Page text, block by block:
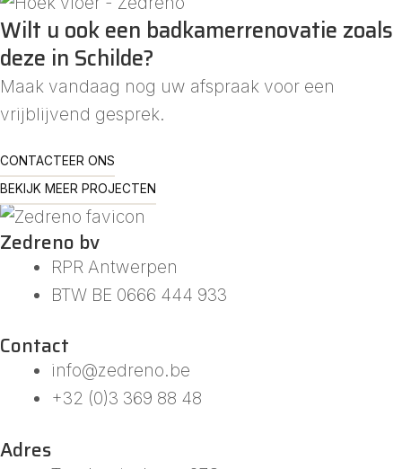
Wilt u ook een badkamerrenovatie zoals
deze in Schilde?
Maak vandaag nog uw afspraak voor een
vrijblijvend gesprek.
CONTACTEER ONS
BEKIJK MEER PROJECTEN
Zedreno bv
RPR Antwerpen
BTW BE 0666 444 933
Contact
info@zedreno.be
+32 (0)3 369 88 48
Adres